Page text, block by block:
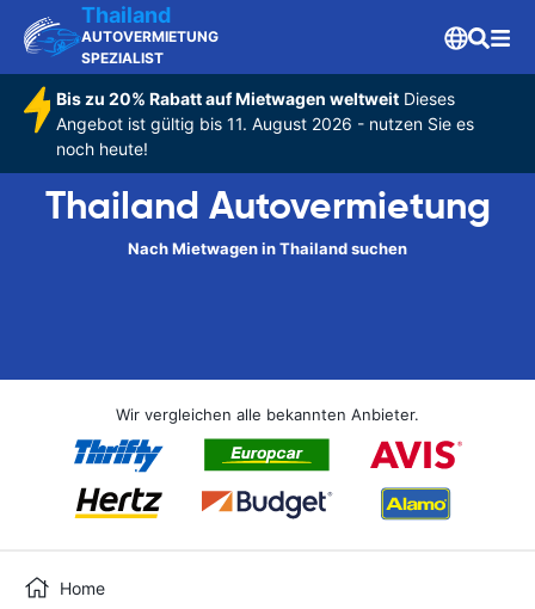
Thailand
AUTOVERMIETUNG
SPEZIALIST
Bis zu 20% Rabatt auf Mietwagen weltweitDieses
Angebot ist gültig bis 11. August 2026 - nutzen Sie es
noch heute!
Thailand Autovermietung
Nach Mietwagen in Thailand suchen
Wir vergleichen alle bekannten Anbieter.
Home